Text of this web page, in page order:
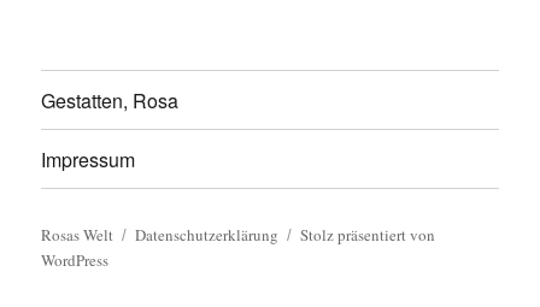
Gestatten, Rosa
Impressum
Rosas Welt Datenschutzerklärung
Stolz präsentiert von
WordPress